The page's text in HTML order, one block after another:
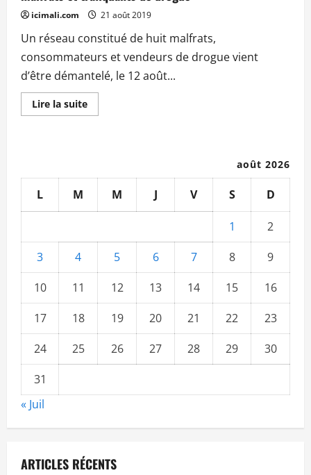
icimali.com 21 août 2019
Un réseau constitué de huit malfrats,
consommateurs et vendeurs de drogue vient
d’être démantelé, le 12 août...
Lire la suiteEn
savoir
Commissariat
2ème
Arrondissement
démantèle
réseau
de
drogue
août 2026
L M M J V S D
1
2
3
4 5 6 7 8
9
10
11 12 13 14 15
16
17
18 19 20 21 22
23
24
25 26 27 28 29
30
31
« Juil
ARTICLES RÉCENTS